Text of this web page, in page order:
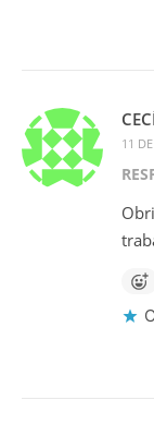
11